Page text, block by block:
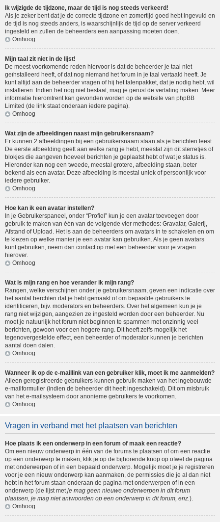
Ik wijzigde de tijdzone, maar de tijd is nog steeds verkeerd!
Als je zeker bent dat je de correcte tijdzone en zomertijd goed hebt ingevuld en
de tijd is nog steeds anders, is waarschijnlijk de tijd op de server verkeerd
ingesteld en zullen de beheerders een aanpassing moeten doen.
Omhoog
Mijn taal zit niet in de lijst!
De meest voorkomende reden hiervoor is dat de beheerder je taal niet
geïnstalleerd heeft, of dat nog niemand het forum in je taal vertaald heeft. Je
kunt altijd aan de beheerder vragen of hij het talenpakket, dat je nodig hebt, wil
installeren. Indien het nog niet bestaat, mag je gerust de vertaling maken. Meer
informatie hieromtrent kan gevonden worden op de website van phpBB
Limited (de link staat onderaan iedere pagina).
Omhoog
Wat zijn de afbeeldingen naast mijn gebruikersnaam?
Er kunnen 2 afbeeldingen bij een gebruikersnaam staan als je berichten leest.
De eerste afbeelding geeft aan welke rang je hebt, meestal zijn dit sterretjes of
blokjes die aangeven hoeveel berichten je geplaatst hebt of wat je status is.
Hieronder kan nog een tweede, meestal grotere, afbeelding staan, beter
bekend als een avatar. Deze afbeelding is meestal uniek of persoonlijk voor
iedere gebruiker.
Omhoog
Hoe kan ik een avatar instellen?
In je Gebruikerspaneel, onder “Profiel” kun je een avatar toevoegen door
gebruik te maken van één van de volgende vier methodes: Gravatar, Galerij,
Afstand of Upload. Het is aan de beheerders om avatars in te schakelen en om
te kiezen op welke manier je een avatar kan gebruiken. Als je geen avatars
kunt gebruiken, neem dan contact op met een beheerder voor je vragen
hierover.
Omhoog
Wat is mijn rang en hoe verander ik mijn rang?
Rangen, welke verschijnen onder je gebruikersnaam, geven een indicatie over
het aantal berchten dat je hebt gemaakt of om bepaalde gebruikers te
identificeren, bijv. moderators en beheerders. Over het algemeen kun je je
rang niet wijzigen, aangezien ze ingesteld worden door een beheerder. Nu
moet je natuurlijk het forum niet beginnen te spammen met onzinnig veel
berichten, gewoon voor een hogere rang. Dit heeft zelfs mogelijk het
tegenovergestelde effect, een beheerder of moderator kunnen je berichten
aantal doen dalen.
Omhoog
Wanneer ik op de e-maillink van een gebruiker klik, moet ik me aanmelden?
Alleen geregistreerde gebruikers kunnen gebruik maken van het ingebouwde
e-mailformulier (indien de beheerder dit heeft ingeschakeld). Dit om misbruik
van het e-mailsysteem door anonieme gebruikers te voorkomen.
Omhoog
Vragen in verband met het plaatsen van berichten
Hoe plaats ik een onderwerp in een forum of maak een reactie?
Om een nieuw onderwerp in één van de forums te plaatsen of om een reactie
op een onderwerp te maken, klik je op de bijhorende knop op ofwel de pagina
met onderwerpen of in een bepaald onderwerp. Mogelijk moet je je registreren
voor je een nieuw onderwerp kan aanmaken, de permissies die je al dan niet
hebt in het forum staan onderaan de pagina met onderwerpen of in een
onderwerp (de lijst metje mag geen nieuwe onderwerpen in dit forum
plaatsen, je mag niet antwoorden op een onderwerp in dit forum, enz.).
Omhoog